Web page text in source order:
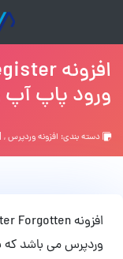
ورود پاپ آپ
دسته بندی: افزونه وردپرس, |
وردپرس می باشد که